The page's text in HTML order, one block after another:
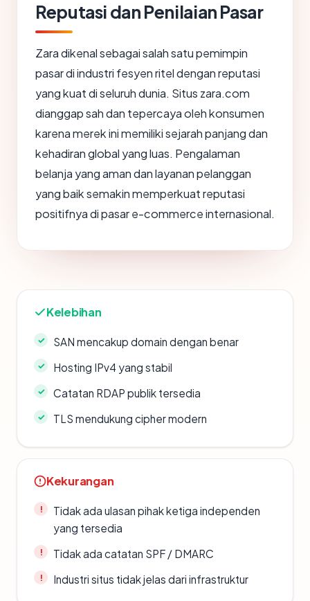
Reputasi dan Penilaian Pasar
Zara dikenal sebagai salah satu pemimpin
pasar di industri fesyen ritel dengan reputasi
yang kuat di seluruh dunia. Situs zara.com
dianggap sah dan tepercaya oleh konsumen
karena merek ini memiliki sejarah panjang dan
kehadiran global yang luas. Pengalaman
belanja yang aman dan layanan pelanggan
yang baik semakin memperkuat reputasi
positifnya di pasar e-commerce internasional.
Kelebihan
SAN mencakup domain dengan benar
Hosting IPv4 yang stabil
Catatan RDAP publik tersedia
TLS mendukung cipher modern
Kekurangan
Tidak ada ulasan pihak ketiga independen
yang tersedia
Tidak ada catatan SPF / DMARC
Industri situs tidak jelas dari infrastruktur